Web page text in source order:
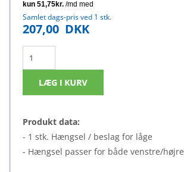
Samlet dags-pris ved 1 stk.
207,00 DKK
Produkt data:
- 1 stk. Hængsel / beslag for låge
- Hængsel passer for både venstre/højre